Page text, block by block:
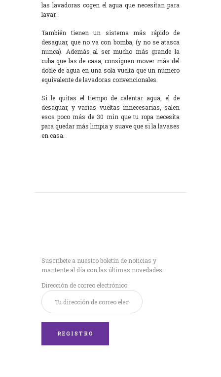
las lavadoras cogen el agua que necesitan para
lavar.
También tienen un sistema más rápido de
desaguar, que no va con bomba, (y no se atasca
nunca). Además al ser mucho más grande la
cuba que las de casa, consiguen mover más del
doble de agua en una sola vuelta que un número
equivalente de lavadoras convencionales.
Si le quitas el tiempo de calentar agua, el de
desaguar, y varias vueltas innecesarias, salen
esos poco más de 30 min que tu ropa necesita
para quedar más limpia y suave que si la lavases
en casa.
Suscríbete a nuestro boletín de noticias y
mantente al día con las últimas novedades.
Dirección de correo electrónico: